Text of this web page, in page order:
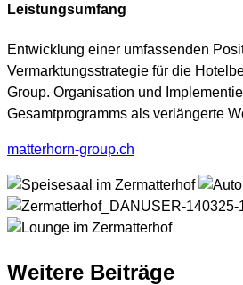
Leistungsumfang
Entwicklung einer umfassenden
Vermarktungsstrategie für die
Group. Organisation und
Gesamtprogramms als verlängerte
matterhorn-group.ch
Weitere Beiträge